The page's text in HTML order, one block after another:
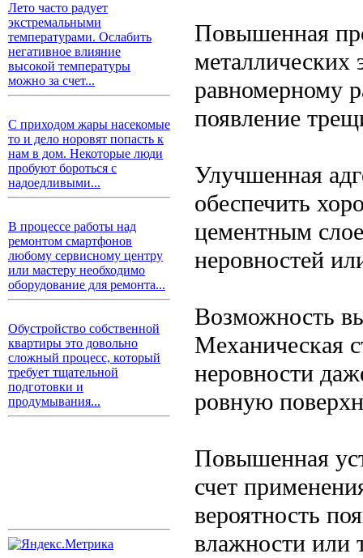
Лето часто радует
экстремальными
температурами. Ослабить
негативное влияние
высокой температуры
можно за счет...
С приходом жары насекомые
то и дело норовят попасть к
нам в дом. Некоторые люди
пробуют бороться с
надоедливыми...
В процессе работы над
ремонтом смартфонов
любому сервисному центру
или мастеру необходимо
оборудование для ремонта...
Обустройство собственной
квартиры это довольно
сложный процесс, который
требует тщательной
подготовки и
продумывания...
Повышенная
металлических
равномерному
появление
Улучшенная
обеспечить
цементным
неровностей
Возможность
Механическая
неровности
ровную
Повышенная
счет
вероятность
влажности или